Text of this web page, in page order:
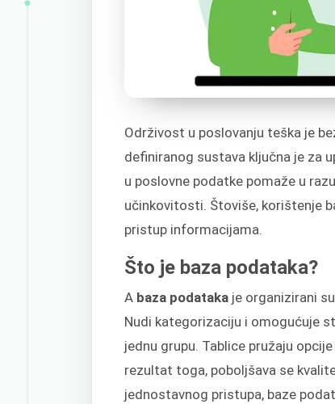
Održivost u poslovanju teška je
definiranog sustava ključna je za
u poslovne podatke pomaže u
učinkovitosti. Štoviše, korištenje
pristup informacijama.
Što je baza podataka?
A baza podataka je organizirani
Nudi kategorizaciju i omogućuje
jednu grupu. Tablice pružaju
rezultat toga, poboljšava se
jednostavnog pristupa, baze